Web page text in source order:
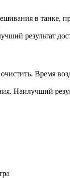
в танке,
результат
Время